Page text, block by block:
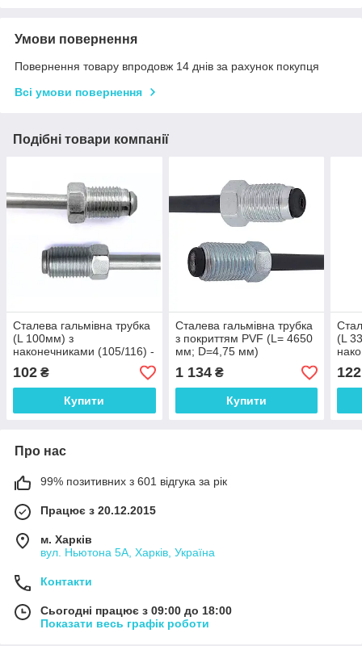
Умови повернення
Повернення товару впродовж 14 днів за рахунок покупця
Всі умови повернення
Подібні товари компанії
Сталева гальмівна трубка
(L 100мм) з
наконечниками (105/116) -
WP1920Zn
102 ₴
Купити
Сталева гальмівна трубка
з покриттям PVF (L= 4650
мм; D=4,75 мм)
універсальна з
наконечниками 105/116 -
WP913PVF
1 134₴
Купити
(L
-
122
Про нас
99% позитивних з 601 відгука за рік
Працює з 20.12.2015
м. Харків
вул. Ньютона 5А, Харків, Україна
Контакти
Сьогодні працює з 09:00 до 18:00
Показати весь графік роботи